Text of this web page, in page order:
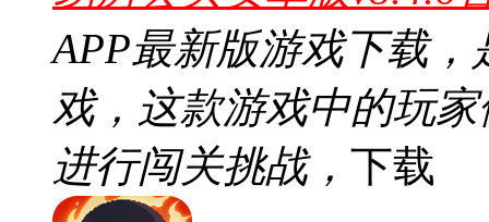
APP最新版游戏下载
戏，这款游戏中的玩
进行闯关挑战， 下载